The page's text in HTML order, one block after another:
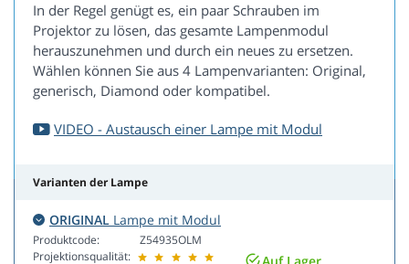
In der Regel genügt es, ein paar Schrauben im
Projektor zu lösen, das gesamte Lampenmodul
herauszunehmen und durch ein neues zu ersetzen.
Wählen können Sie aus 4 Lampenvarianten: Original,
generisch, Diamond oder kompatibel.
VIDEO - Austausch einer Lampe mit Modul
Varianten der Lampe
ORIGINAL Lampe mit Modul
Produktcode:
Projektionsqualität:
Z54935OLM
Auf Lager